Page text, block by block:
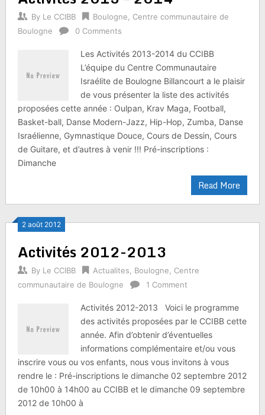
By Le CCIBB Boulogne
Centre communautaire de
Boulogne
0 Comments
Les Activités 2013-2014 du CCIBB
L’équipe du Centre Communautaire
Israélite de Boulogne Billancourt a le plaisir
de vous présenter la liste des activités
proposées cette année : Oulpan, Krav Maga, Football,
Basket-ball, Danse Modern-Jazz, Hip-Hop, Zumba, Danse
Israélienne, Gymnastique Douce, Cours de Dessin, Cours
de Guitare, et d’autres à venir !!! Pré-inscriptions :
Dimanche
Read More
2 août 2012
Activités 2012-2013
By Le CCIBB Actualites Boulogne
Centre
communautaire de Boulogne
1 Comment
Activités 2012-2013 Voici le programme
des activités proposées par le CCIBB cette
année. Afin d’obtenir d’éventuelles
informations complémentaire et/ou vous
inscrire vous ou vos enfants, nous vous invitons à vous
rendre le : Pré-inscriptions le dimanche 02 septembre 2012
de 10h00 à 14h00 au CCIBB et le dimanche 09 septembre
2012 de 10h00 à